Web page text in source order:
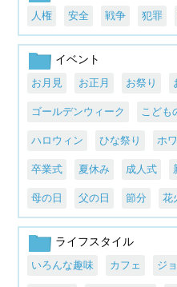
人権 安全 戦争 犯罪
イベント
お月見 お正月 お祭り
ゴールデンウィーク こども
ハロウィン ひな祭り ホ
卒業式 夏休み 成人式
母の日 父の日 節分 花
ライフスタイル
いろんな趣味 カフェ ジ